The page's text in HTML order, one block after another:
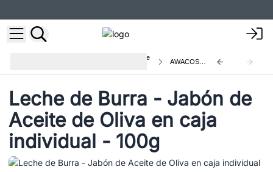
Jabones cortados 100g - Con aceite
AWACOSS-10
Leche de Burra - Jabón de
Aceite de Oliva en caja
individual - 100g